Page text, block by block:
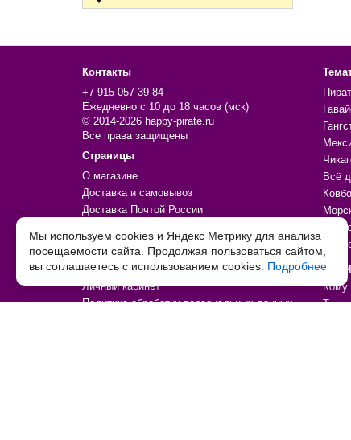
Контакты
+7 915 057-39-84
Ежедневно с 10 до 18 часов (мск)
© 2014-2026 happy-pirate.ru
Все права защищены
Страницы
О магазине
Доставка и самовывоз
Доставка Почтой России
Контакты
Дополнительно
Личный кабинет
Политика обработки персональных данных
Всё
Кому
Тип
Мы используем cookies и Яндекс Метрику для анализа
посещаемости сайта. Продолжая пользоваться сайтом,
вы соглашаетесь с использованием cookies. Подробнее